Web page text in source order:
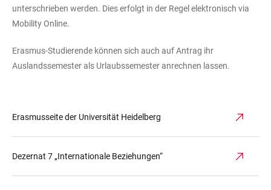
unterschrieben werden. Dies erfolgt in der Regel elektronisch via
Mobility Online.
Erasmus-Studierende können sich auch auf Antrag ihr
Auslandssemester als Urlaubssemester anrechnen lassen.
Erasmusseite der Universität Heidelberg
Dezernat 7 „Internationale Beziehungen“